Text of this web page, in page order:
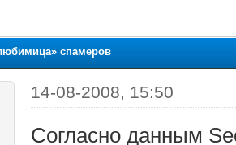
спамеров
14-08-2008, 15:50
Согласно данным